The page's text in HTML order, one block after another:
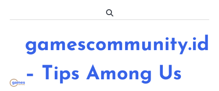
gamescommunity.id
– Tips Among Us